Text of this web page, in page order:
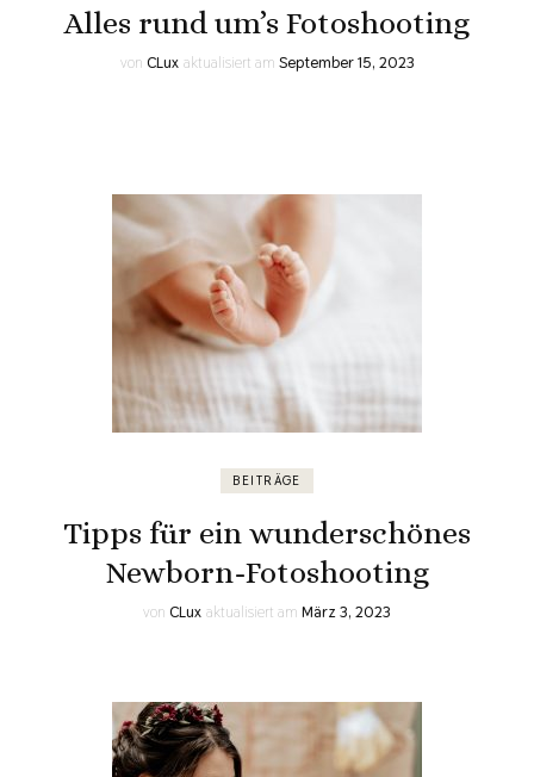
Alles rund um’s Fotoshooting
von CLux aktualisiert am September 15, 2023
BEITRÄGE
Tipps für ein wunderschönes
Newborn-Fotoshooting
von CLux aktualisiert am März 3, 2023